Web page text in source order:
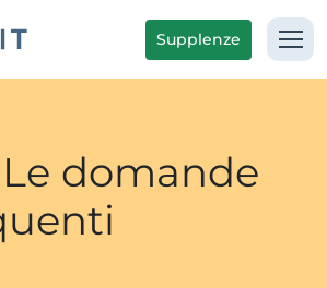
Supplenze
Le domande